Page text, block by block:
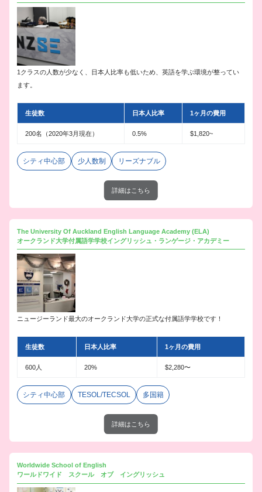
1クラスの人数が少なく、日本人比率も低いため、英語を学ぶ環境が整ってい
ます。
生徒数 日本人比率 1ヶ月の費用
200名（2020年3月現在） 0.5% $1,820~
シティ中心部 少人数制 リーズナブル
詳細はこちら
The University Of Auckland English Language Academy (ELA)
オークランド大学付属語学学校イングリッシュ・ランゲージ・アカデミー
ニュージーランド最大のオークランド大学の正式な付属語学学校です！
生徒数 日本人比率 1ヶ月の費用
600人 20% $2,280〜
シティ中心部 TESOL/TECSOL 多国籍
詳細はこちら
Worldwide School of English
ワールドワイド スクール オブ イングリッシュ